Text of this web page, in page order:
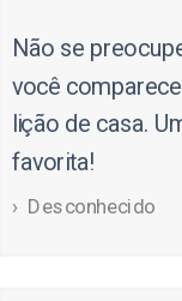
Não se
você
lição de casa.
favorita!
Desconhecido